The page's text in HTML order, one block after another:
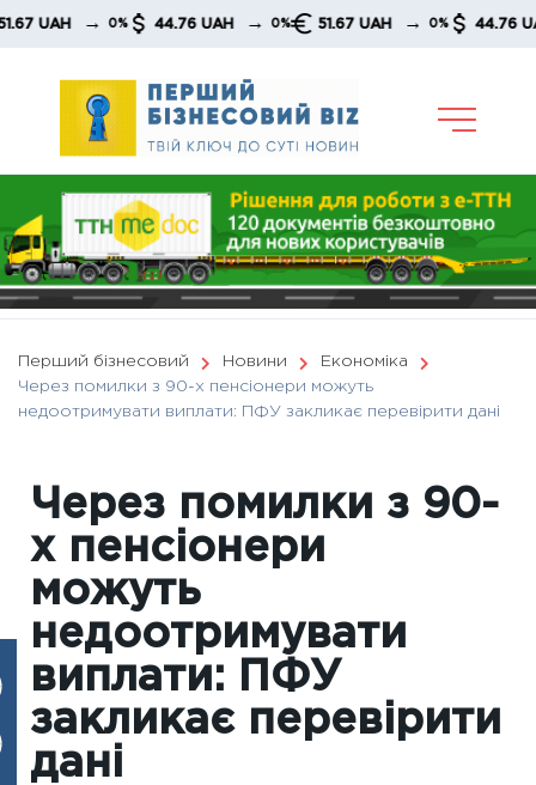
Skip
→ 0% 44.76 UAH → 0% 51.67 UAH → 0% 44.76 UAH
Перший бізнесовий Новини
Економіка
Через помилки з 90-х пенсіонери можуть
недоотримувати виплати: ПФУ закликає перевірити дані
Через помилки з 90-
х пенсіонери
можуть
недоотримувати
виплати: ПФУ
закликає перевірити
дані